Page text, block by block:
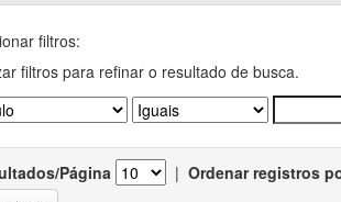
filtros:
filtros para refinar o resultado de busca.
Página | Ordenar registros